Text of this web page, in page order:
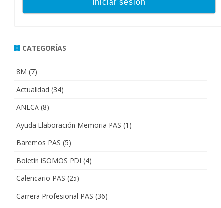
CATEGORÍAS
8M (7)
Actualidad (34)
ANECA (8)
Ayuda Elaboración Memoria PAS (1)
Baremos PAS (5)
Boletín iSOMOS PDI (4)
Calendario PAS (25)
Carrera Profesional PAS (36)